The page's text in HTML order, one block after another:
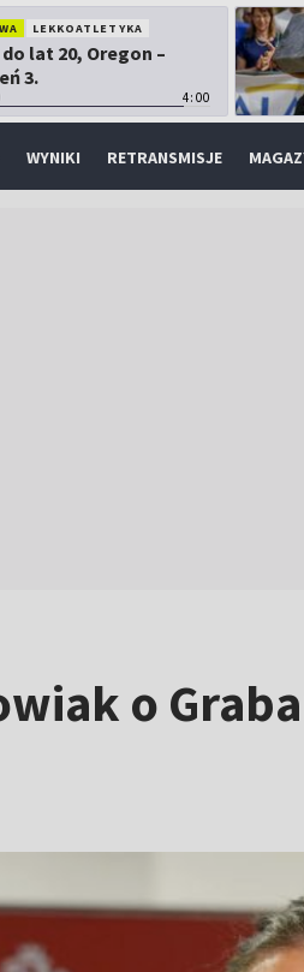
LEKKOATLETYKA
do lat 20, Oregon –
3.
4:00
WYNIKI RETRANSMISJE
o